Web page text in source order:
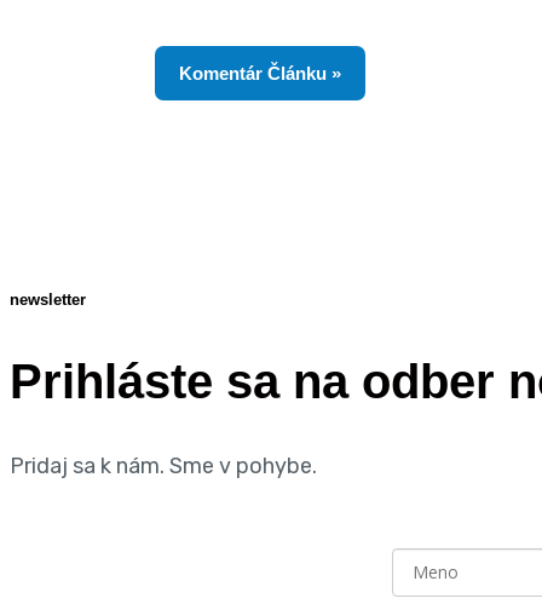
newsletter
Prihláste sa na odber
Pridaj sa k nám. Sme v pohybe.